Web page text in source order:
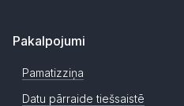
Pakalpojumi
Pamatizziņa
Datu pārraide tiešsaistē